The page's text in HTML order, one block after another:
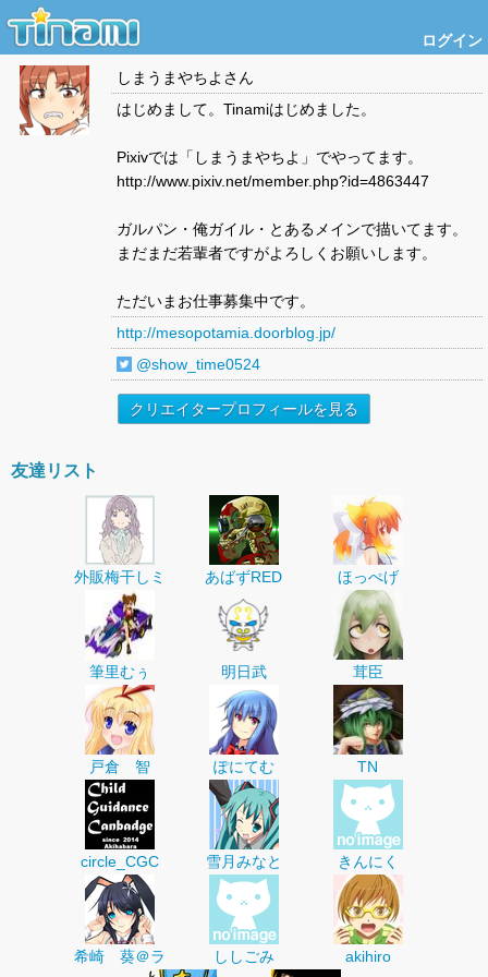
ログイン
しまうまやちよ さん
はじめまして。Tinamiはじめました。
Pixivでは「しまうまやちよ」でやってます。
http://www.pixiv.net/member.php?id=4863447
ガルパン・俺ガイル・とあるメインで描いてます。
まだまだ若輩者ですがよろしくお願いします。
ただいまお仕事募集中です。
http://mesopotamia.doorblog.jp/
@show_time0524
クリエイタープロフィールを見る
友達リスト
外販梅干しミ あばずRED ほっぺげ
筆里むぅ 明日武 茸臣
戸倉 智 ぽにてむ TN
circle_CGC 雪月みなと きんにく
希崎 葵＠ラ ししごみ akihiro